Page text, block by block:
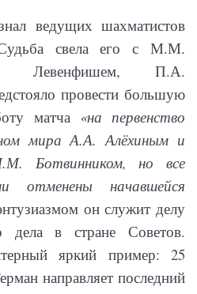
ведущих шахматистов
свела его с М.М.
Левенфишем, П.А.
провести большую
матча «на первенство
мира А.А. Алёхиным и
Ботвинником, но все
отменены начавшейся
он служит делу
дела в стране Советов.
яркий пример: 25
направляет последний